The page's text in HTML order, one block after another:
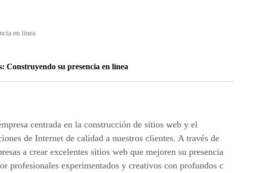
en línea
Construyendo su presencia en línea
centrada en la construcción de sitios web y el
de Internet de calidad a nuestros clientes. A través de
a crear excelentes sitios web que mejoren su presencia
profesionales experimentados y creativos con profundos c